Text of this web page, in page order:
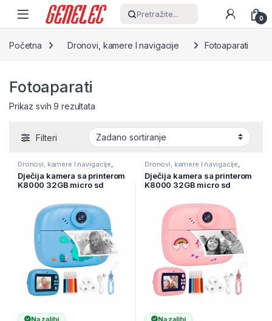
Skip to navigation
Skip to content
Pretražite... 0
Početna Dronovi, kamere I navigacije Fotoaparati
Fotoaparati
Prikaz svih 9 rezultata
Filteri
Dronovi, kamere I navigacije,
Fotoaparati
Dječija kamera sa printerom
K8000 32GB micro sd
Na zalihi
Dronovi, kamere I navigacije,
Fotoaparati
Dječija kamera sa printerom
K8000 32GB micro sd
Na zalihi